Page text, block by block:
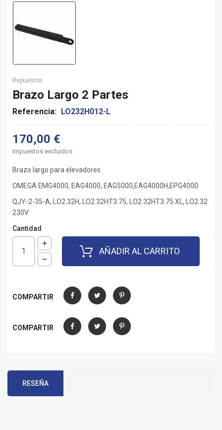
Repuestos
Brazo Largo 2 Partes
Referencia: LO232H012-L
170,00 €
Impuestos excluidos
Brazo largo para elevadores
OMEGA EMG4000, EAG4000, EAG5000,EAG4000H,EPG4000
QJY-2-35-A, LO2.32H, LO2.32HT3.75, LO2.32HT3.75 XL, LO2.32
230V
Cantidad
AÑADIR AL CARRITO
COMPARTIR
CompartirTuitear Pinterest
COMPARTIR
CompartirTuitear Pinterest
RESEÑA